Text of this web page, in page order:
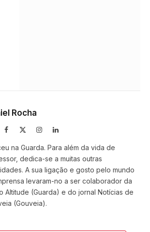
Rocha
Facebook InstagramLinkedIn
na Guarda. Para além da vida de
dedica-se a muitas outras
A sua ligação e gosto pelo mundo
levaram-no a ser colaborador da
Altitude (Guarda) e do jornal Notícias de
(Gouveia).